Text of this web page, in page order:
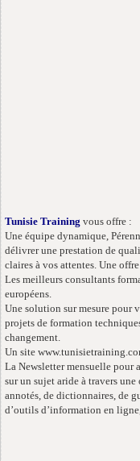
Tunisie Training vous offre :
Une équipe dynamique,
délivrer une prestation de
claires à vos attentes. Une
Les meilleurs consultants
européens.
Une solution sur mesure pour
projets de formation
changement.
Un site
La Newsletter mensuelle pour
sur un sujet aride à travers
annotés, de dictionnaires, de
d’outils d’information en